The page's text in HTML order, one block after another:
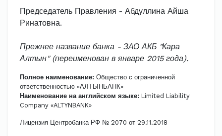
Председатель Правления - Абдуллина Айша
Ринатовна.
Прежнее название банка - ЗАО АКБ "Кара
Алтын" (переименован в январе 2015 года).
Полное наименование: Общество с ограниченной
ответственностью «АЛТЫНБАНК»
Наименование на английском языке: Limited Liability
Company «ALTYNBANK»
Лицензия Центробанка РФ № 2070 от 29.11.2018